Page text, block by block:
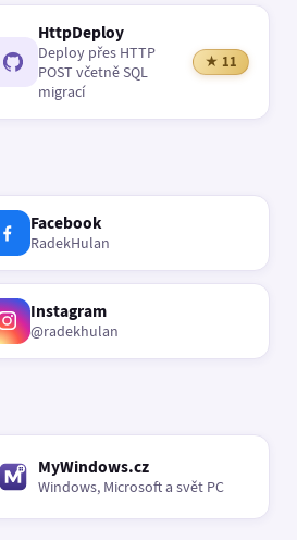
HttpDeploy
Deploy přes HTTP
POST včetně SQL
migrací
★ 11
Facebook
RadekHulan
Instagram
@radekhulan
MyWindows.cz
Windows, Microsoft a svět PC